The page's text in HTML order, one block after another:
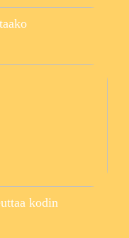
kodin